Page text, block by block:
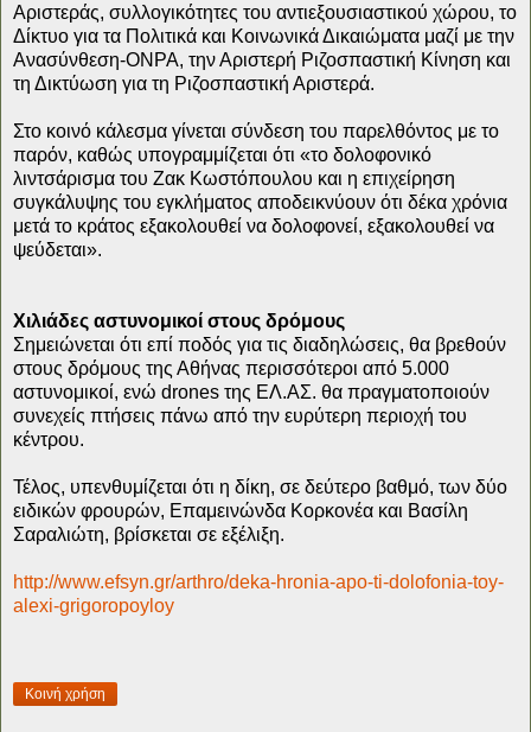
Αριστεράς, συλλογικότητες του αντιεξουσιαστικού χώρου, το
Δίκτυο για τα Πολιτικά και Κοινωνικά Δικαιώματα μαζί με την
Ανασύνθεση-ΟΝΡΑ, την Αριστερή Ριζοσπαστική Κίνηση και
τη Δικτύωση για τη Ριζοσπαστική Αριστερά.
Στο κοινό κάλεσμα γίνεται σύνδεση του παρελθόντος με το
παρόν, καθώς υπογραμμίζεται ότι «το δολοφονικό
λιντσάρισμα του Ζακ Κωστόπουλου και η επιχείρηση
συγκάλυψης του εγκλήματος αποδεικνύουν ότι δέκα χρόνια
μετά το κράτος εξακολουθεί να δολοφονεί, εξακολουθεί να
ψεύδεται».
Χιλιάδες αστυνομικοί στους δρόμους
Σημειώνεται ότι επί ποδός για τις διαδηλώσεις, θα βρεθούν
στους δρόμους της Αθήνας περισσότεροι από 5.000
αστυνομικοί, ενώ drones της ΕΛ.ΑΣ. θα πραγματοποιούν
συνεχείς πτήσεις πάνω από την ευρύτερη περιοχή του
κέντρου.
Τέλος, υπενθυμίζεται ότι η δίκη, σε δεύτερο βαθμό, των δύο
ειδικών φρουρών, Επαμεινώνδα Κορκονέα και Βασίλη
Σαραλιώτη, βρίσκεται σε εξέλιξη.
http://www.efsyn.gr/arthro/deka-hronia-apo-ti-dolofonia-toy-
alexi-grigoropoyloy
Κοινή χρήση